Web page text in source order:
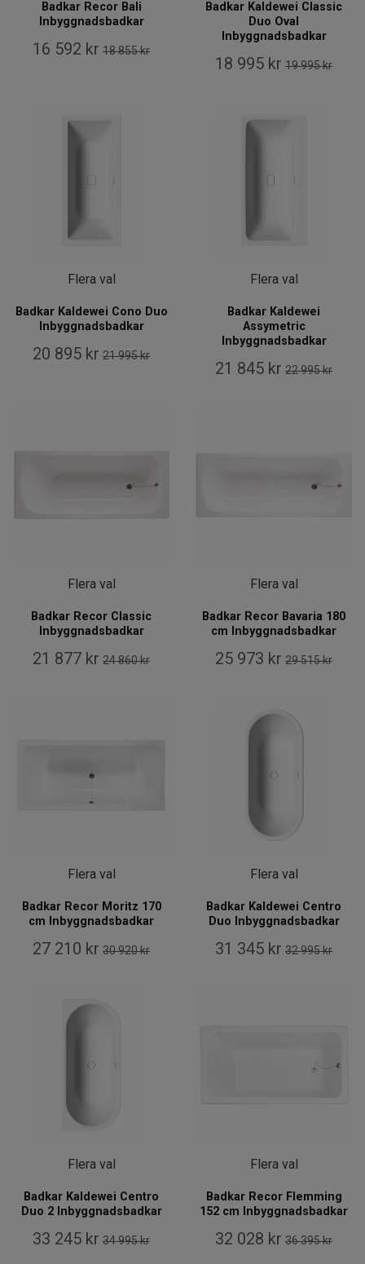
Badkar Recor Bali
Inbyggnadsbadkar
16 592 kr 18 855 kr
Badkar Kaldewei Classic
Duo Oval
Inbyggnadsbadkar
18 995 kr 19 995 kr
Flera val
Badkar Kaldewei Cono Duo
Inbyggnadsbadkar
20 895 kr 21 995 kr
Flera val
Badkar Kaldewei
Assymetric
Inbyggnadsbadkar
21 845 kr 22 995 kr
Flera val
Badkar Recor Classic
Inbyggnadsbadkar
21 877 kr 24 860 kr
Flera val
Badkar Recor Bavaria 180
cm Inbyggnadsbadkar
25 973 kr 29 515 kr
Flera val
Badkar Recor Moritz 170
cm Inbyggnadsbadkar
27 210 kr 30 920 kr
Flera val
Badkar Kaldewei Centro
Duo Inbyggnadsbadkar
31 345 kr 32 995 kr
Flera val
Badkar Kaldewei Centro
Duo 2 Inbyggnadsbadkar
33 245 kr 34 995 kr
Flera val
Badkar Recor Flemming
152 cm Inbyggnadsbadkar
32 028 kr 36 395 kr